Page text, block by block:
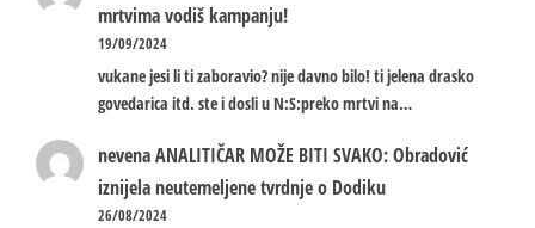
mrtvima vodiš kampanju!
19/09/2024
vukane jesi li ti zaboravio? nije davno bilo! ti jelena drasko
govedarica itd. ste i dosli u N:S:preko mrtvi na…
nevenaANALITIČAR MOŽE BITI SVAKO: Obradović
iznijela neutemeljene tvrdnje o Dodiku
26/08/2024